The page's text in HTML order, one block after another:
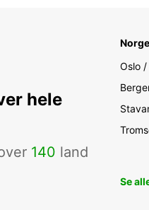
hele
140 land
Norge
Oslo
Se